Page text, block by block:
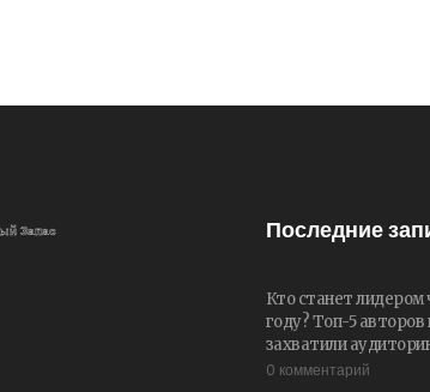
Последние
Кто станет лидером
году? Топ-5 авторов
захватили
0 комментарий